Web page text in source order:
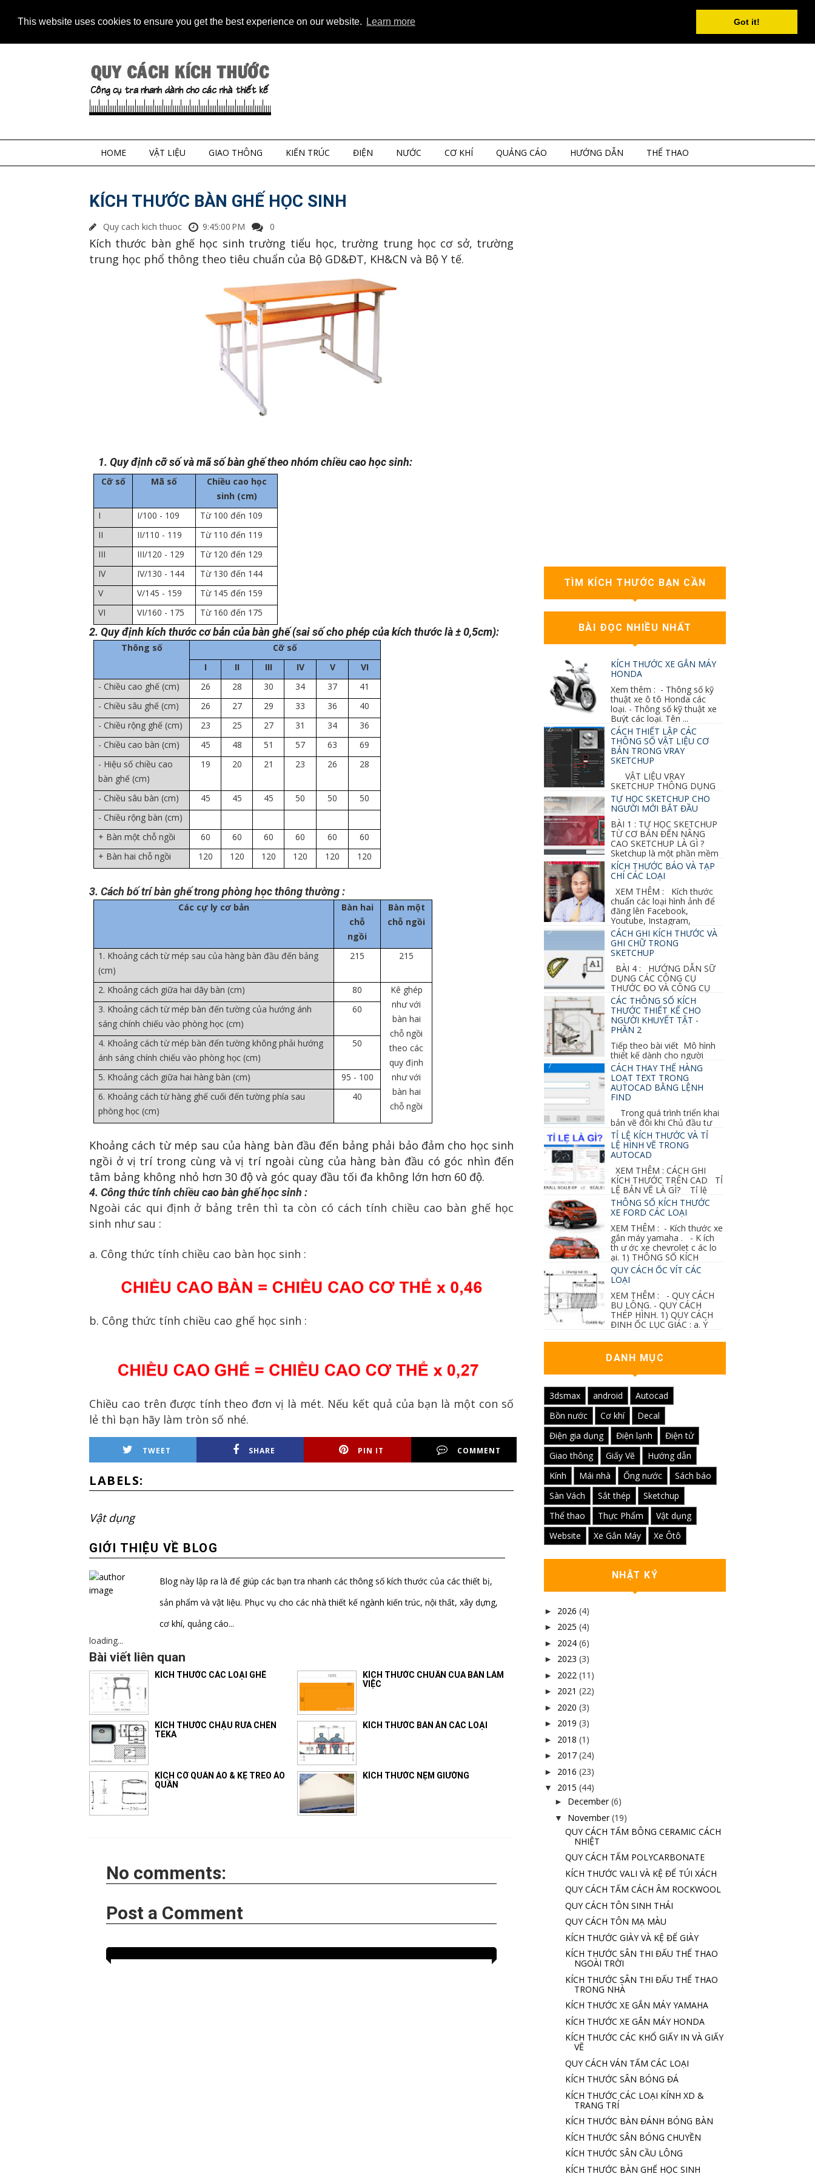
This website uses cookies to ensure you get the best experience on our website. Learn more Got it!
HOME VẬT LIỆU GIAO THÔNG KIẾN TRÚC ĐIỆN NƯỚC CƠ KHÍ QUẢNG CÁO HƯỚNG DẪN THỂ THAO
KÍCH THƯỚC BÀN GHẾ HỌC SINH
Quy cach kich thuoc 9:45:00 PM 0
Kích thước bàn ghế học sinh trường tiểu học, trường trung học cơ sở, trường
trung học phổ thông theo tiêu chuẩn của Bộ GD&ĐT, KH&CN và Bộ Y tế.
1. Quy định cỡ số và mã số bàn ghế theo nhóm chiều cao học sinh:
Cỡ số Mã số
Chiều cao học
sinh (cm)
I
I/100 - 109
Từ 100 đến 109
II
II/110 - 119
Từ 110 đến 119
III
III/120 - 129
Từ 120 đến 129
IV
IV/130 - 144
Từ 130 đến 144
V
V/145 - 159
Từ 145 đến 159
VI
VI/160 - 175 Từ 160 đến 175
2. Quy định kích thước cơ bản của bàn ghế (sai số cho phép của kích thước là ± 0,5cm):
Thông số
Cỡ số
I
II III IV V
VI
- Chiều cao ghế (cm)
26 28 30 34 37
41
- Chiều sâu ghế (cm)
26 27 29 33 36
40
- Chiều rộng ghế (cm)
23 25 27 31 34
36
- Chiều cao bàn (cm)
45 48 51 57 63
69
- Hiệu số chiều cao
bàn ghế (cm)
19 20 21 23 26 28
- Chiều sâu bàn (cm) 45 45 45 50 50
50
- Chiều rộng bàn (cm)
+ Bàn một chỗ ngồi
60 60 60 60 60
60
+ Bàn hai chỗ ngồi
120 120 120 120 120 120
3. Cách bố trí bàn ghế trong phòng học thông thường :
Các cự ly cơ bản
Bàn hai
chỗ
ngồi
Bàn một
chỗ ngồi
1. Khoảng cách từ mép sau của hàng bàn đầu đến bảng
(cm)
215 215
2. Khoảng cách giữa hai dãy bàn (cm) 80
Kê ghép
như với
bàn hai
chỗ ngồi
theo các
quy định
như với
bàn hai
chỗ ngồi
3. Khoảng cách từ mép bàn đến tường của hướng ánh
sáng chính chiếu vào phòng học (cm)
60
4. Khoảng cách từ mép bàn đến tường không phải hướng
ánh sáng chính chiếu vào phòng học (cm)
50
5. Khoảng cách giữa hai hàng bàn (cm)
95 - 100
6. Khoảng cách từ hàng ghế cuối đến tường phía sau
phòng học (cm)
40
Khoảng cách từ mép sau của hàng bàn đầu đến bảng phải bảo đảm cho học sinh
ngồi ở vị trí trong cùng và vị trí ngoài cùng của hàng bàn đầu có góc nhìn đến
tâm bảng không nhỏ hơn 30 độ và góc quay đầu tối đa không lớn hơn 60 độ.
4. Công thức tính chiều cao bàn ghế học sinh :
Ngoài các qui định ở bảng trên thì ta còn có cách tính chiều cao bàn ghế học
sinh như sau :
a. Công thức tính chiều cao bàn học sinh :
b. Công thức tính chiều cao ghế học sinh :
Chiều cao trên được tính theo đơn vị là mét. Nếu kết quả của bạn là một con số
lẻ thì bạn hãy làm tròn số nhé.
TWEET SHARE PIN IT COMMENT
LABELS:
Vật dụng
GIỚI THIỆU VỀ BLOG
Blog này lập ra là để giúp các bạn tra nhanh các thông số kích thước của các thiết bị,
sản phẩm và vật liệu. Phục vụ cho các nhà thiết kế ngành kiến trúc, nội thất, xây dựng,
cơ khí, quảng cáo...
loading...
Bài viết liên quan
KÍCH THƯỚC CÁC LOẠI GHẾ
KÍCH THƯỚC CHUẨN CỦA BÀN LÀM
VIỆC
KÍCH THƯỚC CHẬU RỬA CHÉN
TEKA
KÍCH THƯỚC BÀN ĂN CÁC LOẠI
KÍCH CỠ QUẦN ÁO & KỆ TREO ÁO
QUẦN
KÍCH THƯỚC NỆM GIƯỜNG
No comments:
Post a Comment
TÌM KÍCH THƯỚC BẠN CẦN
BÀI ĐỌC NHIỀU NHẤT
KÍCH THƯỚC XE GẮN MÁY
HONDA
Xem thêm : - Thông số kỹ
thuật xe ô tô Honda các
loại. - Thông số kỹ thuật xe
Buýt các loại. Tên ...
CÁCH THIẾT LẬP CÁC
THÔNG SỐ VẬT LIỆU CƠ
BẢN TRONG VRAY
SKETCHUP
VẬT LIỆU VRAY
SKETCHUP THÔNG DỤNG
NHẤT 1. VẬT LIỆU VRAY INOX BÓNG: ●
Diffuse : đen ● Reflection color ...
TỰ HỌC SKETCHUP CHO
NGƯỜI MỚI BẮT ĐẦU
BÀI 1 : TỰ HỌC SKETCHUP
TỪ CƠ BẢN ĐẾN NÂNG
CAO SKETCHUP LÀ GÌ ?
Sketchup là một phần mềm
vẽ 3d của Google, nó khá dễ sữ...
KÍCH THƯỚC BÁO VÀ TẠP
CHÍ CÁC LOẠI
XEM THÊM : Kích thước
chuẩn các loại hình ảnh để
đăng lên Facebook,
Youtube, Instagram,
Linkedin, Pinterest...CÁCH GHI KÍCH THƯỚC VÀ
GHI CHỮ TRONG
SKETCHUP
BÀI 4 : HƯỚNG DẪN SỮ
DỤNG CÁC CÔNG CỤ
THƯỚC ĐO VÀ CÔNG CỤ
GHI CHỮ 2D, 3D TRONG SKETCHUP Ở bài
học trước ta đã...
CÁC THÔNG SỐ KÍCH
THƯỚC THIẾT KẾ CHO
NGƯỜI KHUYẾT TẬT -
PHẦN 2
Tiếp theo bài viết Mô hình
thiết kế dành cho người
khuyết tật ở phần 1 chúng ta cùng tìm hiểu
thêm các vấn đề và...
CÁCH THAY THẾ HÀNG
LOẠT TEXT TRONG
AUTOCAD BẰNG LỆNH
FIND
Trong quá trình triển khai
bản vẽ đôi khi Chủ đầu tư
thay đổi thiết kế hoặc do bản vẽ mình ghi chú
sai mục nào đó...
TỈ LỆ KÍCH THƯỚC VÀ TỈ
LỆ HÌNH VẼ TRONG
AUTOCAD
XEM THÊM : CÁCH GHI
KÍCH THƯỚC TRÊN CAD TỈ
LỆ BẢN VẼ LÀ GÌ? Tỉ lệ
của hình vẽ trong bản vẽ thiết kế kiến trúc...
THÔNG SỐ KÍCH THƯỚC
XE FORD CÁC LOẠI
XEM THÊM : - Kích thước xe
gắn máy yamaha . - K ích
th ư ớc xe chevrolet c ác lo
ại. 1) THÔNG SỐ KÍCH
QUY CÁCH ỐC VÍT CÁC
LOẠI
XEM THÊM : - QUY CÁCH
BU LÔNG. - QUY CÁCH
THÉP HÌNH. 1) QUY CÁCH
ĐINH ỐC LỤC GIÁC : a. Ý
DANH MỤC
3dsmax android
Autocad
Bồn nước
Cơ khí
Decal
Điện gia dụng
Điện lạnh
Điện tử
Giao thông
Giấy Vẽ
Hướng dẫn
Kính
Mái nhà Ống nước
Sách báo
Sàn Vách
Sắt thép
Sketchup
Thể thao
Thực Phẩm
Vật dụng
Website
Xe Gắn Máy Xe Ôtô
NHẬT KÝ
► 2026 (4)
► 2025 (4)
► 2024 (6)
► 2023 (3)
► 2022 (11)
► 2021 (22)
► 2020 (3)
► 2019 (3)
► 2018 (1)
► 2017 (24)
► 2016 (23)
▼ 2015 (44)
► December (6)
▼ November (19)
QUY CÁCH TẤM BÔNG CERAMIC CÁCH
NHIỆT
QUY CÁCH TẤM POLYCARBONATE
KÍCH THƯỚC VALI VÀ KỆ ĐỂ TÚI XÁCH
QUY CÁCH TẤM CÁCH ÂM ROCKWOOL
QUY CÁCH TÔN SINH THÁI
QUY CÁCH TÔN MẠ MÀU
KÍCH THƯỚC GIÀY VÀ KỆ ĐỂ GIÀY
KÍCH THƯỚC SÂN THI ĐẤU THỂ THAO
NGOÀI TRỜI
KÍCH THƯỚC SÂN THI ĐẤU THỂ THAO
TRONG NHÀ
KÍCH THƯỚC XE GẮN MÁY YAMAHA
KÍCH THƯỚC XE GẮN MÁY HONDA
KÍCH THƯỚC CÁC KHỔ GIẤY IN VÀ GIẤY
VẼ
QUY CÁCH VÁN TẤM CÁC LOẠI
KÍCH THƯỚC SÂN BÓNG ĐÁ
KÍCH THƯỚC CÁC LOẠI KÍNH XD &
TRANG TRÍ
KÍCH THƯỚC BÀN ĐÁNH BÓNG BÀN
KÍCH THƯỚC SÂN BÓNG CHUYỀN
KÍCH THƯỚC SÂN CẦU LÔNG
KÍCH THƯỚC BÀN GHẾ HỌC SINH